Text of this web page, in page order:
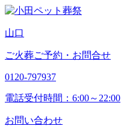
山口
ご火葬ご予約・お問合せ
0120-797937
電話受付時間：6:00～22:00
お問い合わせ